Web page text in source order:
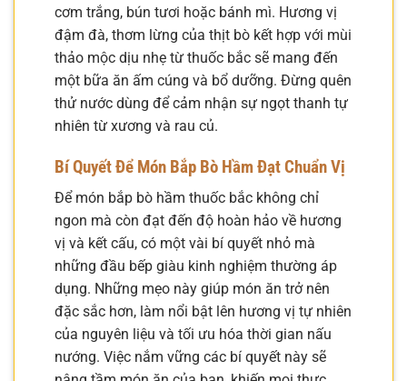
cơm trắng, bún tươi hoặc bánh mì. Hương vị
đậm đà, thơm lừng của thịt bò kết hợp với mùi
thảo mộc dịu nhẹ từ thuốc bắc sẽ mang đến
một bữa ăn ấm cúng và bổ dưỡng. Đừng quên
thử nước dùng để cảm nhận sự ngọt thanh tự
nhiên từ xương và rau củ.
Bí Quyết Để Món Bắp Bò Hầm Đạt Chuẩn Vị
Để món bắp bò hầm thuốc bắc không chỉ
ngon mà còn đạt đến độ hoàn hảo về hương
vị và kết cấu, có một vài bí quyết nhỏ mà
những đầu bếp giàu kinh nghiệm thường áp
dụng. Những mẹo này giúp món ăn trở nên
đặc sắc hơn, làm nổi bật lên hương vị tự nhiên
của nguyên liệu và tối ưu hóa thời gian nấu
nướng. Việc nắm vững các bí quyết này sẽ